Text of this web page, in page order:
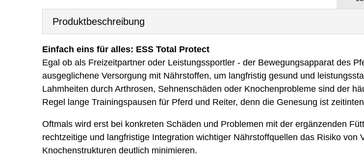
Produktbeschreibung
Einfach eins für alles: ESS Total Protect
Egal ob als Freizeitpartner oder Leistungssportler - der Bewegungsapparat des
ausgeglichene Versorgung mit Nährstoffen, um langfristig gesund und
Lahmheiten durch Arthrosen, Sehnenschäden oder Knochenprobleme sind der
Regel lange Trainingspausen für Pferd und Reiter, denn die Genesung ist
Oftmals wird erst bei konkreten Schäden und Problemen mit der ergänzenden
rechtzeitige und langfristige Integration wichtiger Nährstoffquellen das Risiko
Knochenstrukturen deutlich minimieren.